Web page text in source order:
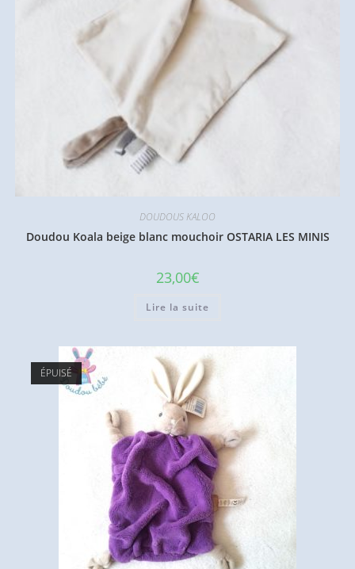
DOUDOUS KALOO
Doudou Koala beige blanc mouchoir OSTARIA LES MINIS
23,00€
Lire la suite
ÉPUISÉ